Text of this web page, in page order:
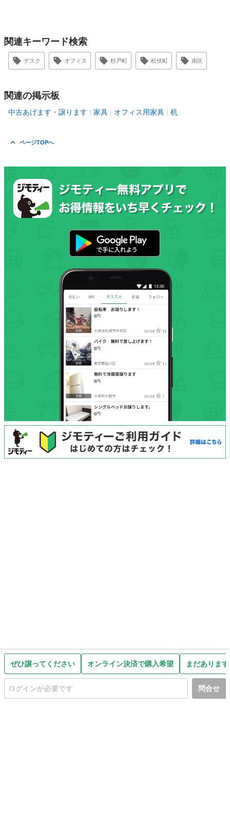
ぜひ譲ってください オンライン決済で購入希望 まだありま
問合せ
関連キーワード検索
デスク オフィス 杉戸町 松伏町 南区
関連の掲示板
中古あげます・譲ります 家具 オフィス用家具 机
ページTOPへ